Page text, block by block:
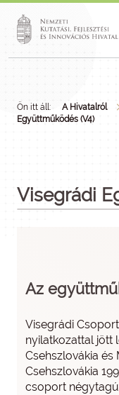
Ön itt áll: A Hivatalról
Együttműködés (V4)
Visegrádi
Az
Visegrádi
nyilatkozattal jött
Csehszlovákia és
Csehszlovákia
csoport